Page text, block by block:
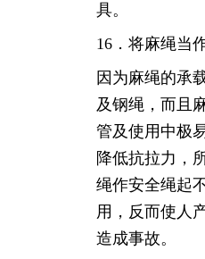
具。
16．将麻绳当
因为麻绳的承
及钢绳，而且
管及使用中极
降低抗拉力，
绳作安全绳起
用，反而使人
造成事故。